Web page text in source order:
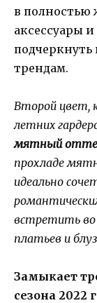
в полностью
аксессуары
подчеркнуть
трендам.
Второй цвет,
летних
мятный
прохладе
идеально
встретить во
платьев и
Замыкает
сезона